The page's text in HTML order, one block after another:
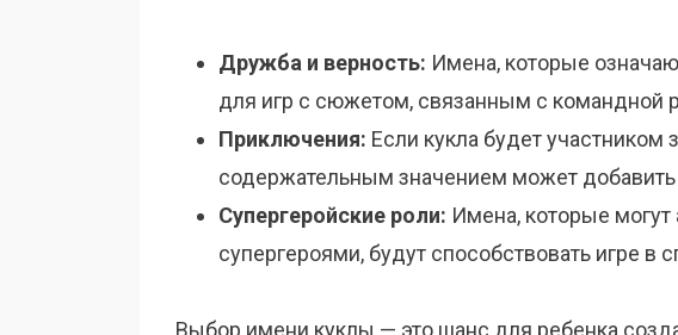
Дружба и верность: Имена, которые
для игр с сюжетом, связанным с командной
Приключения: Если кукла будет
содержательным значением может добавить
Супергеройские роли: Имена, которые могут
супергероями, будут способствовать игре в
Выбор имени куклы — это шанс для ребенка